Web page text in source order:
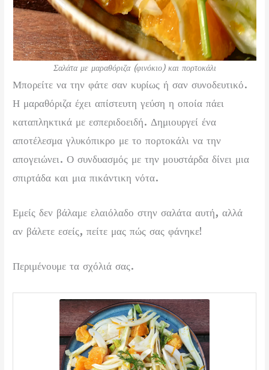
Σαλάτα με μαραθόριζα (φινόκιο) και πορτοκάλι
Μπορείτε να την φάτε σαν κυρίως ή σαν συνοδευτικό.
Η μαραθόριζα έχει απίστευτη γεύση η οποία πάει
καταπληκτικά με εσπεριδοειδή. Δημιουργεί ένα
αποτέλεσμα γλυκόπικρο με το πορτοκάλι να την
απογειώνει. Ο συνδυασμός με την μουστάρδα δίνει μια
σπιρτάδα και μια πικάντικη νότα.
Εμείς δεν βάλαμε ελαιόλαδο στην σαλάτα αυτή, αλλά
αν βάλετε εσείς, πείτε μας πώς σας φάνηκε!
Περιμένουμε τα σχόλιά σας.